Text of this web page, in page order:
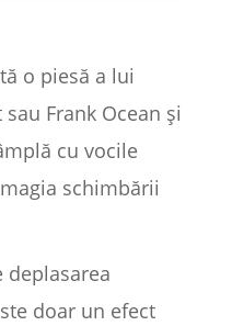
o piesă a lui
Frank Ocean și
cu vocile
schimbării
deplasarea
doar un efect